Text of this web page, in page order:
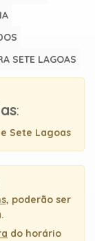
SETE LAGOAS
:
Sete Lagoas
, poderão ser
do horário